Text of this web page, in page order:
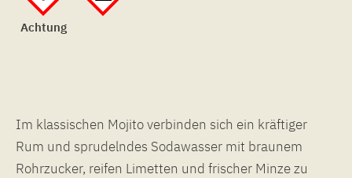
Achtung
Im klassischen Mojito verbinden sich ein kräftiger
Rum und sprudelndes Sodawasser mit braunem
Rohrzucker, reifen Limetten und frischer Minze zu